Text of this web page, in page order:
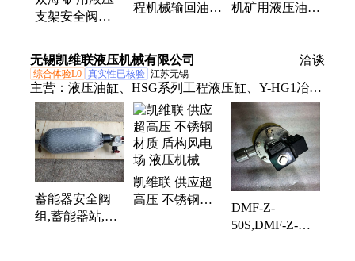
支架安全阀
阀组100/40
程机械输回油管
保证
机矿用液压油管
无锡凯维联液压机械有限公司 洽谈
综合体验L0 真实性已核验 江苏无锡
主营： 液压油缸、HSG系列工程液压缸、Y-HG1冶金
设备液、63PCY油泵电机组、GGK1高压液压缸
蓄能器安全阀
组,蓄能器站,囊
凯维联 供应超
高压 不锈钢材
DMF-Z-
50S,DMF-Z-